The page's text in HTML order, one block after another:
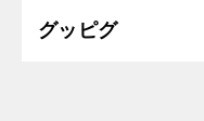
グッピグ